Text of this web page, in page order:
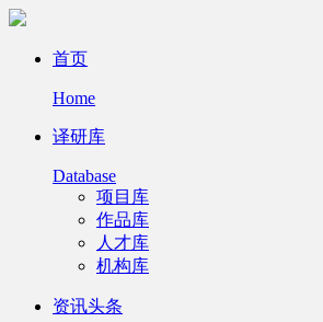
首页
Home
译研库
Database
项目库
作品库
人才库
机构库
资讯头条